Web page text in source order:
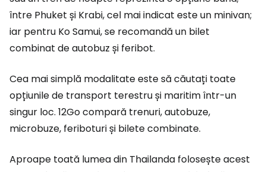
între Phuket și Krabi, cel mai indicat este un minivan;
iar pentru Ko Samui, se recomandă un bilet
combinat de autobuz și feribot.
Cea mai simplă modalitate este să căutați toate
opțiunile de transport terestru și maritim într-un
singur loc. 12Go compară trenuri, autobuze,
microbuze, feriboturi și bilete combinate.
Aproape toată lumea din Thailanda folosește acest